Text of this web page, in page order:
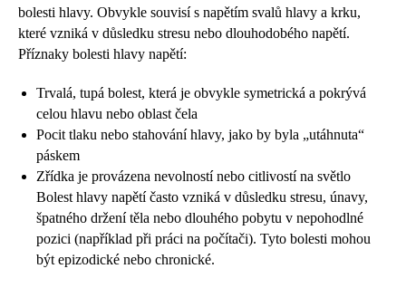
bolesti hlavy. Obvykle souvisí s napětím svalů hlavy a krku,
které vzniká v důsledku stresu nebo dlouhodobého napětí.
Příznaky bolesti hlavy napětí:
Trvalá, tupá bolest, která je obvykle symetrická a pokrývá
celou hlavu nebo oblast čela
Pocit tlaku nebo stahování hlavy, jako by byla „utáhnuta“
páskem
Zřídka je provázena nevolností nebo citlivostí na světlo
Bolest hlavy napětí často vzniká v důsledku stresu, únavy,
špatného držení těla nebo dlouhého pobytu v nepohodlné
pozici (například při práci na počítači). Tyto bolesti mohou
být epizodické nebo chronické.